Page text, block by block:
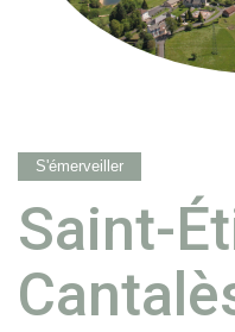
S'émerveiller
Saint-